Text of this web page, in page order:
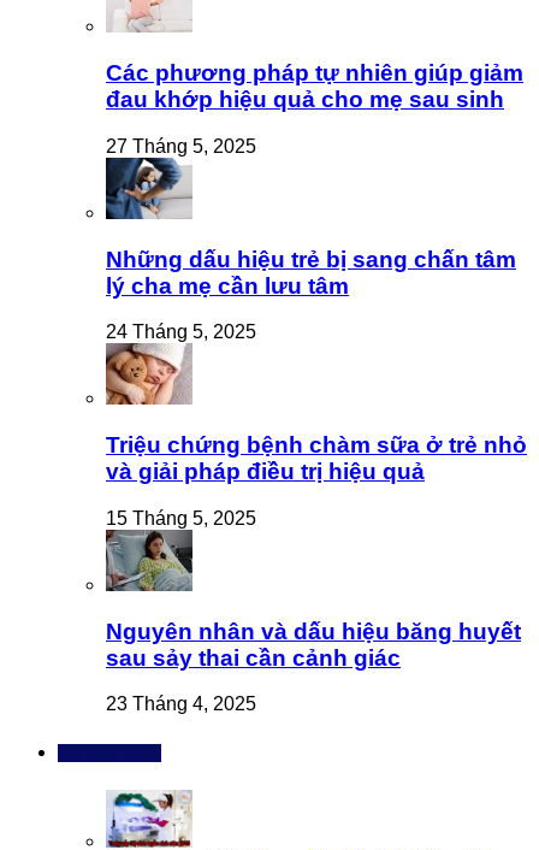
Các phương pháp tự nhiên giúp giảm
đau khớp hiệu quả cho mẹ sau sinh
27 Tháng 5, 2025
Những dấu hiệu trẻ bị sang chấn tâm
lý cha mẹ cần lưu tâm
24 Tháng 5, 2025
Triệu chứng bệnh chàm sữa ở trẻ nhỏ
và giải pháp điều trị hiệu quả
15 Tháng 5, 2025
Nguyên nhân và dấu hiệu băng huyết
sau sảy thai cần cảnh giác
23 Tháng 4, 2025